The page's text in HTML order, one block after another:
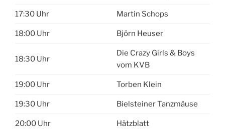
17:30 Uhr Martin Schops
18:00 Uhr Björn Heuser
18:30 Uhr
Die Crazy Girls & Boys
vom KVB
19:00 Uhr Torben Klein
19:30 Uhr Bielsteiner Tanzmäuse
20:00 Uhr Hätzblatt